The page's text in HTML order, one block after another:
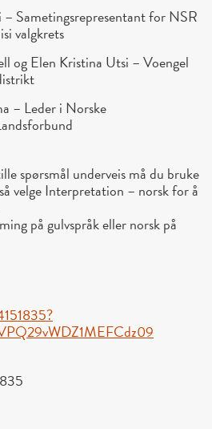
Sametingsrepresentant for NSR
valgkrets
og Elen Kristina Utsi – Voengel
– Leder i Norske
spørsmål underveis må du bruke
velge Interpretation – norsk for å
på gulvspråk eller norsk på